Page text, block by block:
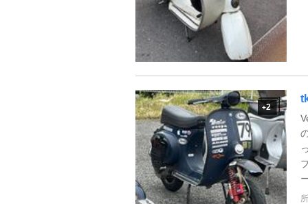
+2